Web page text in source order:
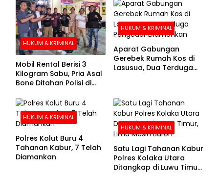
HUKUM & KRIMINAL
Mobil Rental Berisi 3
Kilogram Sabu, Pria Asal
Bone Ditahan Polisi di
HUKUM & KRIMINAL
Aparat Gabungan
Gerebek Rumah Kos di
Lasusua, Dua Terduga
HUKUM & KRIMINAL
Polres Kolut Buru 4
Tahanan Kabur, 7 Telah
Diamankan
HUKUM & KRIMINAL
Satu Lagi Tahanan Kabur
Polres Kolaka Utara
Ditangkap di Luwu Timur,